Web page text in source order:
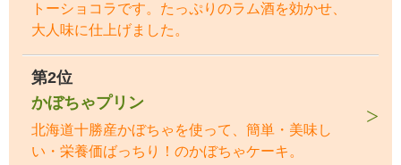
トーショコラです。たっぷりのラム酒を効かせ、
大人味に仕上げました。
第2位
かぼちゃプリン
北海道十勝産かぼちゃを使って、簡単・美味し
い・栄養価ばっちり！のかぼちゃケーキ。